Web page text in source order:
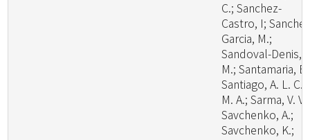
C.; Sanchez-
Castro, I;
Garcia, M.;
Sandoval-Denis,
M.; Santamaria,
Santiago, A. L. C.
M. A.; Sarma, V. V.;
Savchenko, A.;
Savchenko, K.;